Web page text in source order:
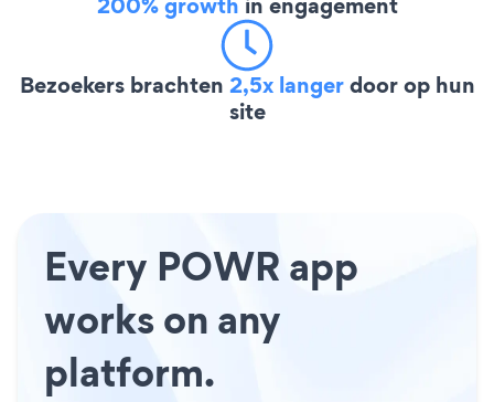
Bezoekers brachten 2,5x langerdoor op hun
site
Every POWR app
works on any
platform.